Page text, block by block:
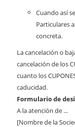
Cuando así
Particulares
concreta.
La cancelación o
cancelación de los
cuanto los
caducidad.
Formulario de
A la atención de ...
[Nombre de la